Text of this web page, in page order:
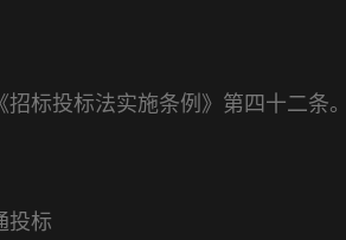
招标投标法实施条例》第四十二条。
投标